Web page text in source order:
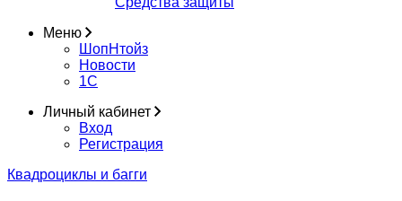
Меню
ШопНтойз
Новости
1C
Личный кабинет
Вход
Регистрация
Квадроциклы и багги